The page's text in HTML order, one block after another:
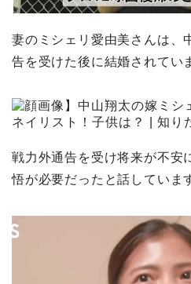
妻のミシェリ愛由美さんは、
告を受けた後に結婚されてい
戦力外通告を受け将来が不安
悟が必要だったと話していま